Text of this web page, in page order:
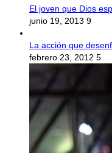
El joven que Dios
junio 19, 2013 9
La acción que
febrero 23, 2012 5